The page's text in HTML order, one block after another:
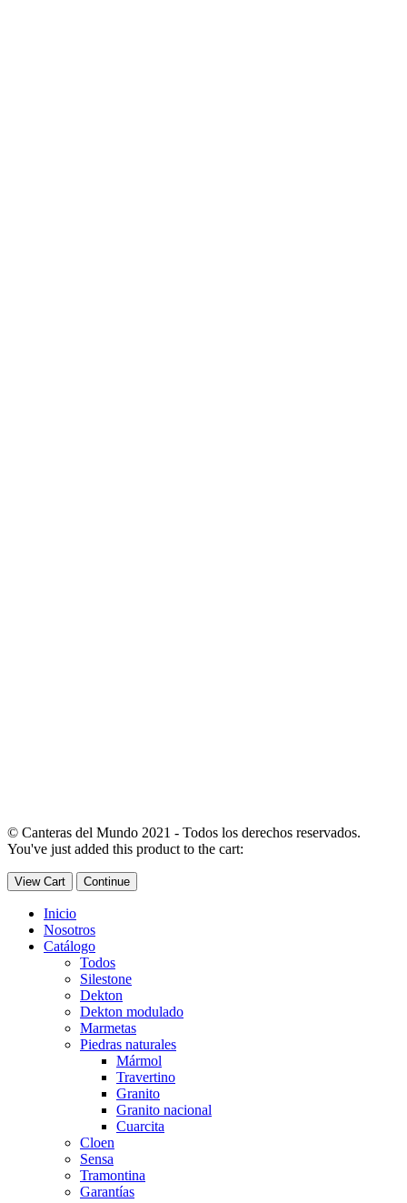
© Canteras del Mundo 2021 - Todos los derechos reservados.
You've just added this product to the cart:
View Cart Continue
Inicio
Nosotros
Catálogo
Todos
Silestone
Dekton
Dekton modulado
Marmetas
Piedras naturales
Mármol
Travertino
Granito
Granito nacional
Cuarcita
Cloen
Sensa
Tramontina
Garantías